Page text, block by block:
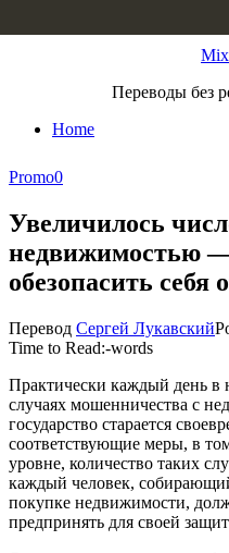
Переводы без
Home
Promo0
Увеличилось
недвижимостью
обезопасить себя
Перевод Сергей Лукавский
Time to Read:-words
Практически каждый день в
случаях мошенничества с
государство старается
соответствующие меры, в
уровне, количество таких
каждый человек,
покупке недвижимости,
предпринять для своей